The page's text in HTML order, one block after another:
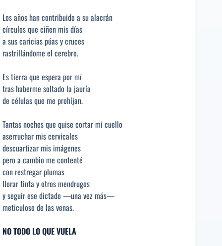
Los años han contribuido a su alacrán
círculos que ciñen mis días
a sus caricias púas y cruces
rastrillándome el cerebro.
Es tierra que espera por mí
tras haberme soltado la jauría
de células que me prohíjan.
Tantas noches que quise cortar mi cuello
aserruchar mis cervicales
descuartizar mis imágenes
pero a cambio me contenté
con restregar plumas
llorar tinta y otros mendrugos
y seguir ese dictado —una vez más—
meticuloso de las venas.
NO TODO LO QUE VUELA